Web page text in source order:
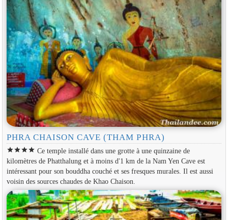
PHRA CHAISON CAVE (THAM PHRA)
starstarstarstar Ce temple installé dans une grotte à une quinzaine de
kilomètres de Phatthalung et à moins d'1 km de la Nam Yen Cave est
intéressant pour son bouddha couché et ses fresques murales. Il est aussi
voisin des sources chaudes de Khao Chaison.